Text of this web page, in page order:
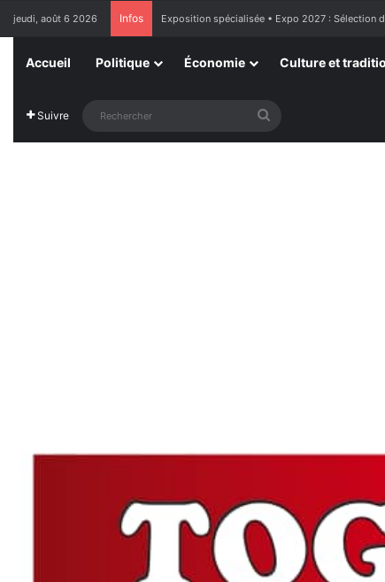
jeudi, août 6 2026 Infos Exposition spécialisée • Expo 2027 : Sélection
Accueil Politique Économie Culture et
Suivre